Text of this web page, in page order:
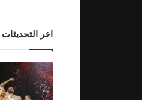
اخر التحديثات